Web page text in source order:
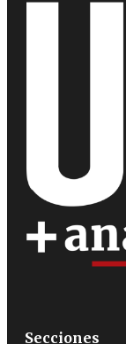
Secciones